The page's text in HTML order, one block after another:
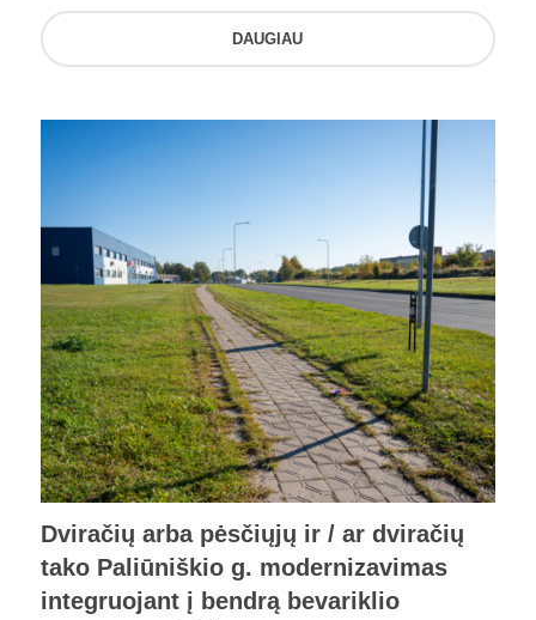
DAUGIAU
Dviračių arba pėsčiųjų ir / ar dviračių
tako Paliūniškio g. modernizavimas
integruojant į bendrą bevariklio